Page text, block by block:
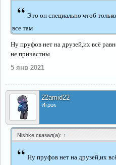
“ Это он специально чтоб
все там
Ну пруфов нет на друзей,их всё
не причастны
5 янв 2021
22amid22
Игрок
Nishke сказал(а): ↑
“ Ну пруфов нет на друзей,их